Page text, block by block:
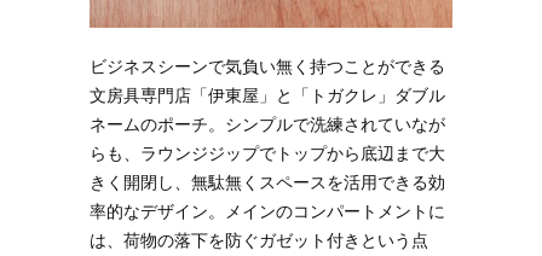
ビジネスシーンで気負い無く持つことができる
文房具専門店「伊東屋」と「トガクレ」ダブル
ネームのポーチ。シンプルで洗練されていなが
らも、ラウンジジップでトップから底辺まで大
きく開閉し、無駄無くスペースを活用できる効
率的なデザイン。メインのコンパートメントに
は、荷物の落下を防ぐガゼット付きという点